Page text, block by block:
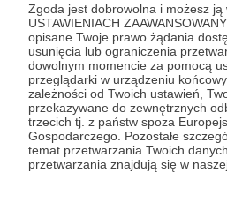
Zgoda jest dobrowolna i możesz ją
USTAWIENIACH
opisane Twoje prawo żądania
usunięcia lub ograniczenia
dowolnym momencie za pomocą
przeglądarki w urządzeniu
zależności od Twoich ustawień,
przekazywane do zewnętrznych
trzecich tj. z państw spoza
Gospodarczego. Pozostałe
temat przetwarzania Twoich
przetwarzania znajdują się w
stałym cyklu PWP pt.
dwudziestej" - który to cykl
profilu FB, Insta oraz kanale
Patroni: 0
90 zł